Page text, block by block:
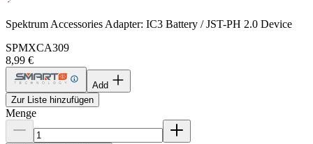
Spektrum Accessories Adapter: IC3 Battery / JST-PH 2.0 Device
SPMXCA309
8,99 €
Add
Zur Liste hinzufügen
Menge